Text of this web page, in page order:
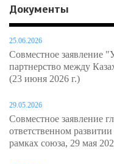
Документы
25.06.2026
Совместное заявление
партнерство между
(23 июня 2026 г.)
29.05.2026
Совместное заявление
ответственном
рамках союза, 29 мая